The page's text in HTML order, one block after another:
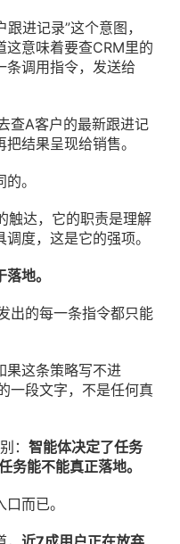
进记录”这个意图，
这意味着要查CRM里的
条调用指令，发送给
查A客户的最新跟进记
结果呈现给销售。
。
触达，它的职责是理解
度，这是它的强项。
地。
出的每一条指令都只能
果这条策略写不进
一段文字，不是任何真
： 智能体决定了任务
务能不能真正落地。
而已。